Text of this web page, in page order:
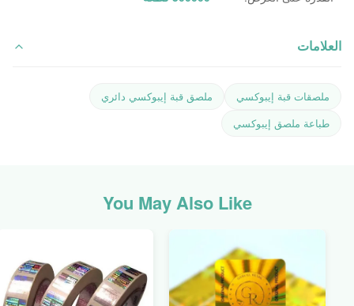
العلامات
ملصقات قبة إيبوكسي
ملصق قبة إيبوكسي دائري
طباعة ملصق إيبوكسي
You May Also Like